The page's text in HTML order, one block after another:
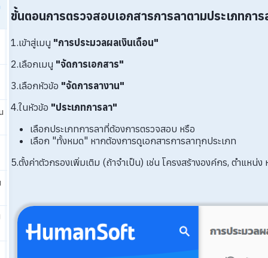
ขั้นตอนการตรวจสอบเอกสารการลาตามประเภทการ
1.เข้าสู่เมนู "การประมวลผลเงินเดือน"
2.เลือกเมนู "จัดการเอกสาร"
3.เลือกหัวข้อ "จัดการลางาน"
4.ในหัวข้อ "ประเภทการลา"
เลือกประเภทการลาที่ต้องการตรวจสอบ หรือ
เลือก "ทั้งหมด" หากต้องการดูเอกสารการลาทุกประเภท
5.ตั้งค่าตัวกรองเพิ่มเติม (ถ้าจำเป็น) เช่น โครงสร้างองค์กร, ตำแห